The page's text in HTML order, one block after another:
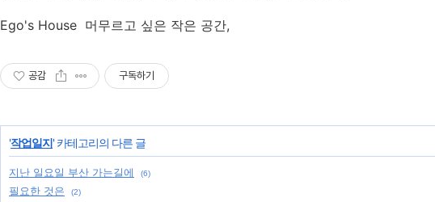
Ego's House 머무르고 싶은 작은 공간,
공감 구독하기
'작업일지' 카테고리의 다른 글
지난 일요일 부산 가는길에 (6)
필요한 것은
(2)